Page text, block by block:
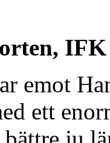
emot
ett